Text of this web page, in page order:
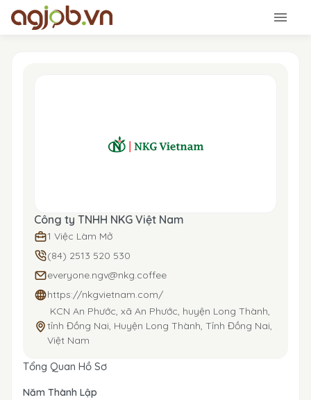
Công ty TNHH NKG Việt Nam
1 Việc Làm Mở
(84) 2513 520 530
everyone.ngv@nkg.coffee
https://nkgvietnam.com/
KCN An Phước, xã An Phước, huyện Long Thành,
tỉnh Đồng Nai, Huyện Long Thành, Tỉnh Đồng Nai,
Việt Nam
Tổng Quan Hồ Sơ
Năm Thành Lập